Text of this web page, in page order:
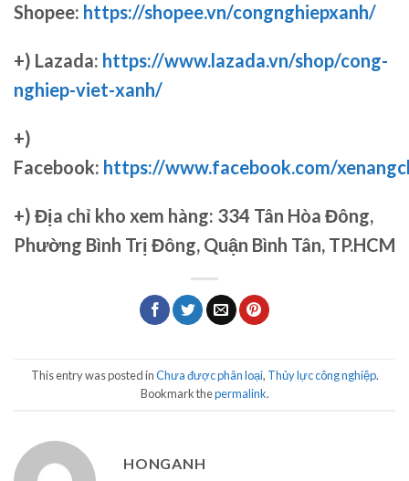
Shopee: https://shopee.vn/congnghiepxanh/
+) Lazada: https://www.lazada.vn/shop/cong-
nghiep-viet-xanh/
+)
Facebook: https://www.facebook.com/
+) Địa chỉ kho xem hàng: 334 Tân Hòa Đông,
Phường Bình Trị Đông, Quận Bình Tân, TP.HCM
This entry was posted inChưa được phân loại, Thủy lực công nghiệp.
Bookmark thepermalink.
HONGANH